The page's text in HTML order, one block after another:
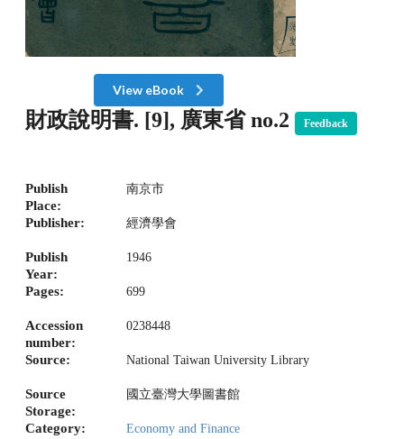
View eBook
財政說明書. [9], 廣東省 no.2 Feedback
Publish
Place:
南京市
Publisher: 經濟學會
Publish
Year:
1946
Pages: 699
Accession
number:
0238448
Source: National Taiwan University Library
Source
Storage:
國立臺灣大學圖書館
Category: Economy and Finance